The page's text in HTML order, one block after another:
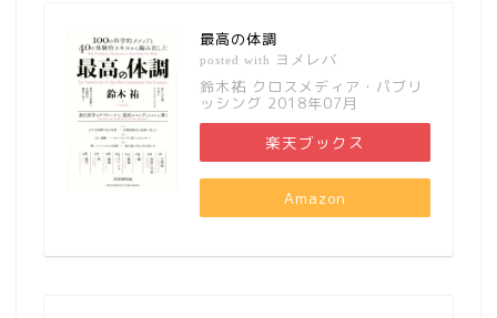
最高の体調
posted with ヨメレバ
鈴木祐 クロスメディア・パブリ
ッシング 2018年07月
楽天ブックス
Amazon